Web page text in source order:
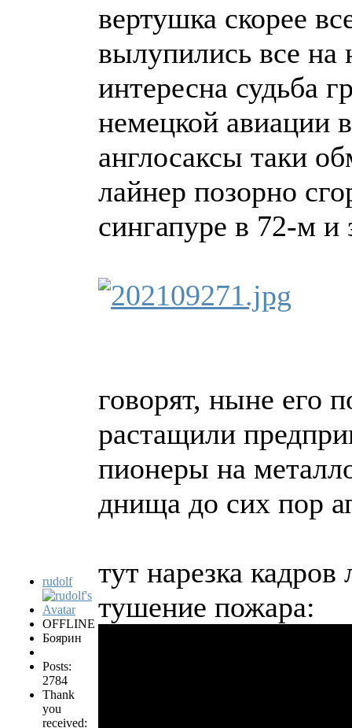
rudolf
OFFLINE
Боярин
Posts:
2784
Thank
you
received:
вертушка скорее
вылупились все на
интересна судьба
немецкой авиации
англосаксы таки
лайнер позорно
сингапуре в 72-м и
говорят, ныне его
растащили
пионеры на
днища до сих пор
тут нарезка
тушение пожара: